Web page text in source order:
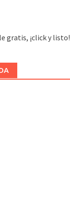
gratis, ¡click y listo!